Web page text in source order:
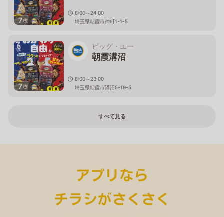
7枚
8:00～24:00
埼玉県朝霞市仲町1-1-5
7枚
ビッグ・エー
朝霞溝沼
8:00～23:00
埼玉県朝霞市溝沼5-19-5
すべて見る